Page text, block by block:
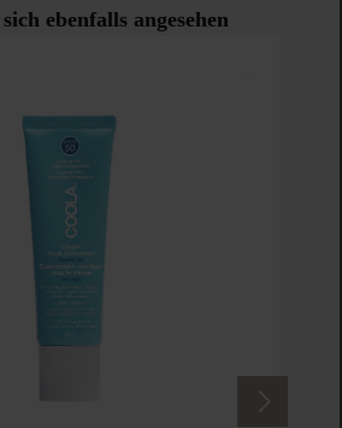
ebenfalls angesehen